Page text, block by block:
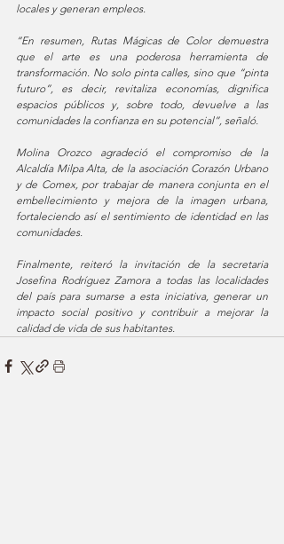
locales y generan empleos.
“En resumen, Rutas Mágicas de Color demuestra
que el arte es una poderosa herramienta de
transformación. No solo pinta calles, sino que “pinta
futuro”, es decir, revitaliza economías, dignifica
espacios públicos y, sobre todo, devuelve a las
comunidades la confianza en su potencial”, señaló.
Molina Orozco agradeció el compromiso de la
Alcaldía Milpa Alta, de la asociación Corazón Urbano
y de Comex, por trabajar de manera conjunta en el
embellecimiento y mejora de la imagen urbana,
fortaleciendo así el sentimiento de identidad en las
comunidades.
Finalmente, reiteró la invitación de la secretaria
Josefina Rodríguez Zamora a todas las localidades
del país para sumarse a esta iniciativa, generar un
impacto social positivo y contribuir a mejorar la
calidad de vida de sus habitantes.